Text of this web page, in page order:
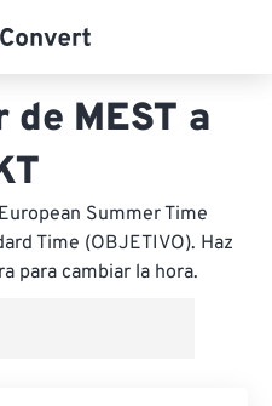
MEST a
Summer Time
Time (OBJETIVO). Haz
para cambiar la hora.